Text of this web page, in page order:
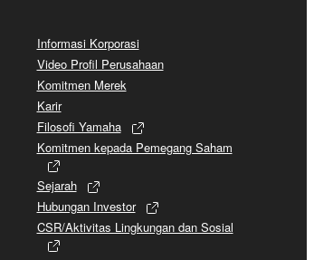
Informasi Korporasi
Video Profil Perusahaan
Komitmen Merek
Karir
Filosofi Yamaha
Komitmen kepada Pemegang Saham
Sejarah
Hubungan Investor
CSR/Aktivitas Lingkungan dan Sosial